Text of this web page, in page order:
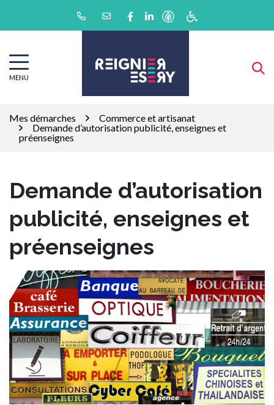
Lien vers le compte Facebook
Lien vers le compte Linkedin
MENU
Mes démarches
Commerce et artisanat
Demande d’autorisation publicité, enseignes et
préenseignes
Demande d’autorisation
publicité, enseignes et
préenseignes